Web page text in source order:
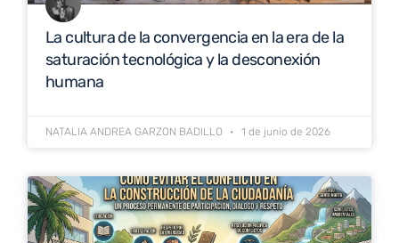
La cultura de la convergencia en la era de la
saturación tecnológica y la desconexión
humana
NATALIA ANDREA GARZON BADILLO 1 de junio de 2026